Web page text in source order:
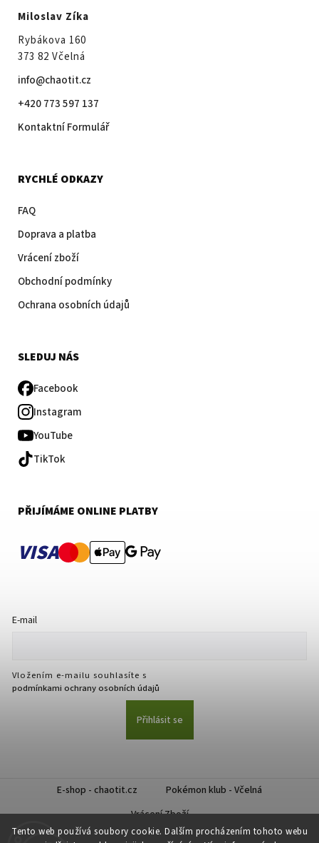
Tento web používá soubory cookie. Dalším procházením tohoto webu
Miloslav Zíka
Rybákova 160
373 82 Včelná
info@chaotit.cz
+420 773 597 137
Kontaktní Formulář
RYCHLÉ ODKAZY
FAQ
Doprava a platba
Vrácení zboží
Obchodní podmínky
Ochrana osobních údajů
SLEDUJ NÁS
Facebook
Instagram
YouTube
TikTok
PŘIJÍMÁME ONLINE PLATBY
VISA
E-mail
Vložením e-mailu souhlasíte s
podmínkami ochrany osobních údajů
Přihlásit se
E-shop - chaotit.cz
Pokémon klub - Včelná
Vrácení Zboží